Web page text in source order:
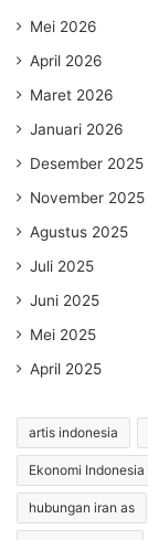
Mei 2026
April 2026
Maret 2026
Januari 2026
Desember 2025
November 2025
Agustus 2025
Juli 2025
Juni 2025
Mei 2025
April 2025
artis indonesia
Ekonomi Indonesia
hubungan iran as